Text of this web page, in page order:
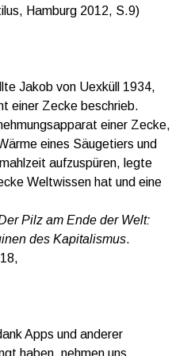
Hamburg 2012, S.9)
Jakob von Uexküll 1934,
einer Zecke beschrieb.
einer Zecke,
eines Säugetiers und
aufzuspüren, legte
Weltwissen hat und eine
Pilz am Ende der Welt:
des Kapitalismus.
Apps und anderer